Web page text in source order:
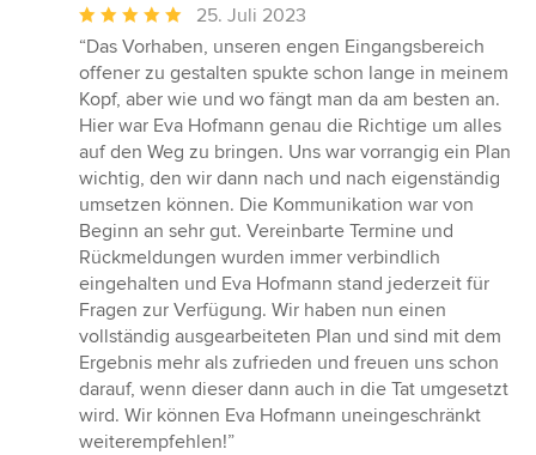
Durchschnittliche
Bewertung:
5
von
5
Sternen
25. Juli 2023
“Das Vorhaben, unseren engen Eingangsbereich
offener zu gestalten spukte schon lange in meinem
Kopf, aber wie und wo fängt man da am besten an.
Hier war Eva Hofmann genau die Richtige um alles
auf den Weg zu bringen. Uns war vorrangig ein Plan
wichtig, den wir dann nach und nach eigenständig
umsetzen können. Die Kommunikation war von
Beginn an sehr gut. Vereinbarte Termine und
Rückmeldungen wurden immer verbindlich
eingehalten und Eva Hofmann stand jederzeit für
Fragen zur Verfügung. Wir haben nun einen
vollständig ausgearbeiteten Plan und sind mit dem
Ergebnis mehr als zufrieden und freuen uns schon
darauf, wenn dieser dann auch in die Tat umgesetzt
wird. Wir können Eva Hofmann uneingeschränkt
weiterempfehlen!”